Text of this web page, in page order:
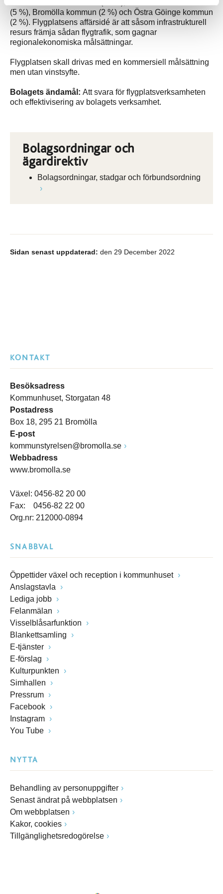
(5 %), Bromölla kommun (2 %) och Östra Göinge kommun
(2 %). Flygplatsens affärsidé är att såsom infrastrukturell
resurs främja sådan flygtrafik, som gagnar
regionalekonomiska målsättningar.
Flygplatsen skall drivas med en kommersiell målsättning
men utan vinstsyfte.
Bolagets ändamål: Att svara för flygplatsverksamheten
och effektivisering av bolagets verksamhet.
Bolagsordningar och
ägardirektiv
Bolagsordningar, stadgar och förbundsordning
Sidan senast uppdaterad: den 29 December 2022
KONTAKT
Besöksadress
Kommunhuset, Storgatan 48
Postadress
Box 18, 295 21 Bromölla
E-post
kommunstyrelsen@bromolla.se
Webbadress
www.bromolla.se
Växel: 0456-82 20 00
Fax: 0456-82 22 00
Org.nr: 212000-0894
SNABBVAL
Öppettider växel och reception i kommunhuset
Anslagstavla
Lediga jobb
Felanmälan
Visselblåsarfunktion
Blankettsamling
E-tjänster
E-förslag
Kulturpunkten
Simhallen
Pressrum
Facebook
Instagram
You Tube
NYTTA
Behandling av personuppgifter
Senast ändrat på webbplatsen
Om webbplatsen
Kakor, cookies
Tillgänglighetsredogörelse